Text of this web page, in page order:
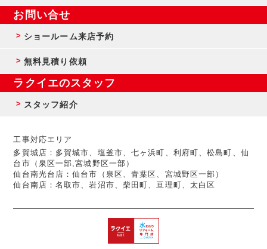
お問い合せ
ショールーム来店予約
無料見積り依頼
ラクイエのスタッフ
スタッフ紹介
工事対応エリア
多賀城店：多賀城市、塩釜市、七ヶ浜町、利府町、松島町、仙
台市（泉区一部,宮城野区一部）
仙台南光台店：仙台市（泉区、青葉区、宮城野区一部）
仙台南店：名取市、岩沼市、柴田町、亘理町、太白区